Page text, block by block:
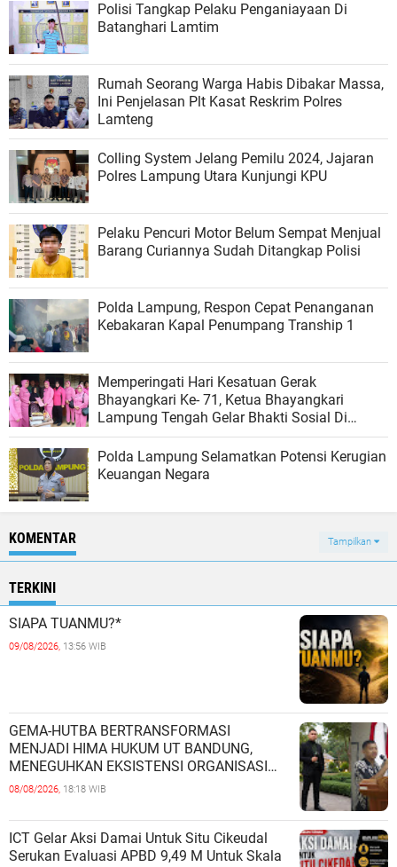
Polisi Tangkap Pelaku Penganiayaan Di
Batanghari Lamtim
Rumah Seorang Warga Habis Dibakar Massa,
Ini Penjelasan Plt Kasat Reskrim Polres
Lamteng
Colling System Jelang Pemilu 2024, Jajaran
Polres Lampung Utara Kunjungi KPU
Pelaku Pencuri Motor Belum Sempat Menjual
Barang Curiannya Sudah Ditangkap Polisi
Polda Lampung, Respon Cepat Penanganan
Kebakaran Kapal Penumpang Tranship 1
Memperingati Hari Kesatuan Gerak
Bhayangkari Ke- 71, Ketua Bhayangkari
Lampung Tengah Gelar Bhakti Sosial Di
Kampung Jaya Sakti
Polda Lampung Selamatkan Potensi Kerugian
Keuangan Negara
KOMENTAR Tampilkan
TERKINI
SIAPA TUANMU?*
09/08/2026, 13:56 WIB
GEMA-HUTBA BERTRANSFORMASI
MENJADI HIMA HUKUM UT BANDUNG,
MENEGUHKAN EKSISTENSI ORGANISASI
MAHASISWA HUKUM UNIVERSITAS
08/08/2026, 18:18 WIB
ICT Gelar Aksi Damai Untuk Situ Cikeudal
Serukan Evaluasi APBD 9,49 M Untuk Skala